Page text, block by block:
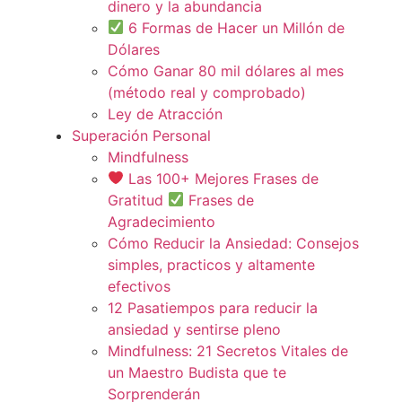
dinero y la abundancia
6 Formas de Hacer un Millón de
Dólares
Cómo Ganar 80 mil dólares al mes
(método real y comprobado)
Ley de Atracción
Superación Personal
Mindfulness
Las 100+ Mejores Frases de
Gratitud
Frases de
Agradecimiento
Cómo Reducir la Ansiedad: Consejos
simples, practicos y altamente
efectivos
12 Pasatiempos para reducir la
ansiedad y sentirse pleno
Mindfulness: 21 Secretos Vitales de
un Maestro Budista que te
Sorprenderán